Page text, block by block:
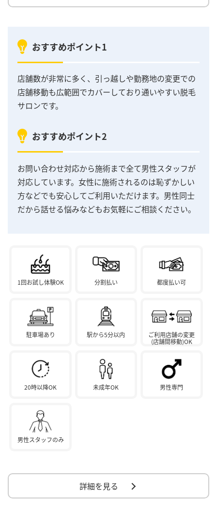
おすすめポイント1
店舗数が非常に多く、引っ越しや勤務地の変更での
店舗移動も広範囲でカバーしており通いやすい脱毛
サロンです。
おすすめポイント2
お問い合わせ対応から施術まで全て男性スタッフが
対応しています。女性に施術されるのは恥ずかしい
方などでも安心してご利用いただけます。男性同士
だから話せる悩みなどもお気軽にご相談ください。
1回お試し体験OK 分割払い 都度払い可
駐車場あり 駅から5分以内
ご利用店舗の変更
(店舗間移動)OK
20時以降OK 未成年OK 男性専門
男性スタッフのみ
詳細を見る